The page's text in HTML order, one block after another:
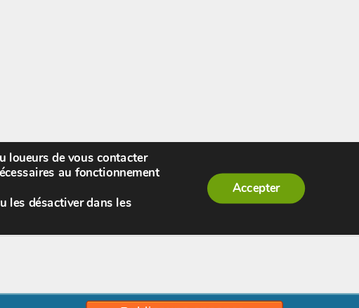
Bienvenue,visiteur ![S'enregistrer
loueurs de vous contacter
au fonctionnement
les désactiver dans les
Accepter